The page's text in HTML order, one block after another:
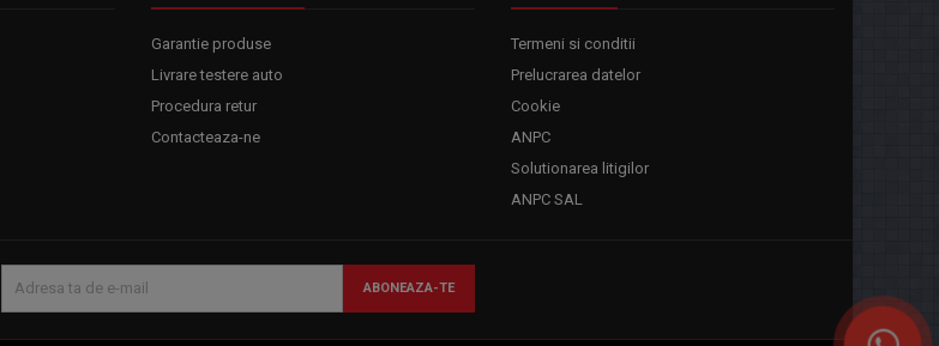
Garantie produse
Livrare testere auto
Procedura retur
Contacteaza-ne
Termeni si conditii
Prelucrarea datelor
Cookie
ANPC
Solutionarea litigilor
ANPC SAL